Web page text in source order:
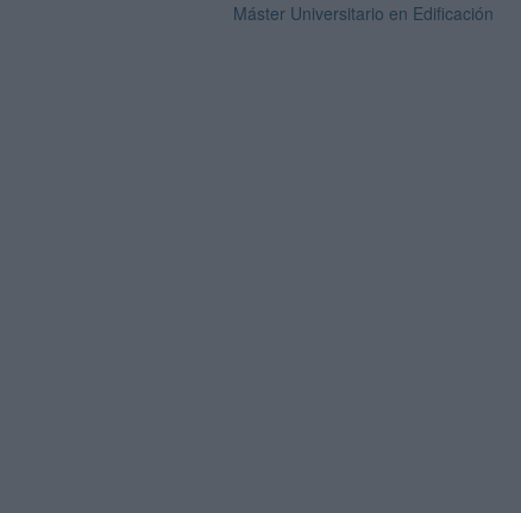
Máster Universitario en Edificación